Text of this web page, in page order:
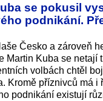
se pokusil
podnikání.
Česko a zároveň
Martin Kuba se netají
volbách chtěl
Kromě příznivců má i
podnikání existují